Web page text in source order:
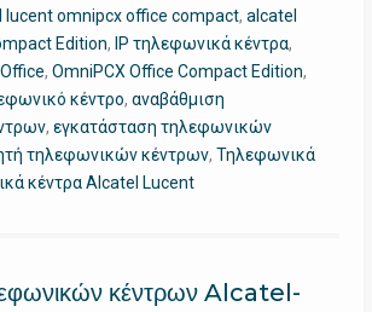
lucent omnipcx office compact, alcatel
Edition, IP τηλεφωνικά κέντρα,
, OmniPCX Office Compact Edition,
κέντρο, αναβάθμιση
, εγκατάσταση τηλεφωνικών
τηλεφωνικών κέντρων, Τηλεφωνικά
κέντρα Alcatel Lucent
κέντρων Alcatel-